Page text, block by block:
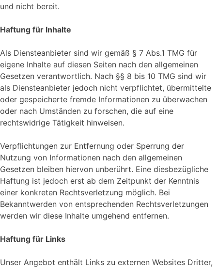
und nicht bereit.
Haftung für Inhalte
Als Diensteanbieter sind wir gemäß § 7 Abs.1 TMG für
eigene Inhalte auf diesen Seiten nach den allgemeinen
Gesetzen verantwortlich. Nach §§ 8 bis 10 TMG sind wir
als Diensteanbieter jedoch nicht verpflichtet, übermittelte
oder gespeicherte fremde Informationen zu überwachen
oder nach Umständen zu forschen, die auf eine
rechtswidrige Tätigkeit hinweisen.
Verpflichtungen zur Entfernung oder Sperrung der
Nutzung von Informationen nach den allgemeinen
Gesetzen bleiben hiervon unberührt. Eine diesbezügliche
Haftung ist jedoch erst ab dem Zeitpunkt der Kenntnis
einer konkreten Rechtsverletzung möglich. Bei
Bekanntwerden von entsprechenden Rechtsverletzungen
werden wir diese Inhalte umgehend entfernen.
Haftung für Links
Unser Angebot enthält Links zu externen Websites Dritter,